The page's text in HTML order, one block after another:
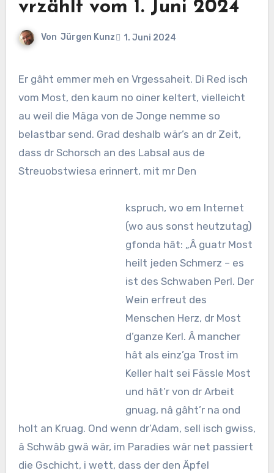
vrzählt vom 1. Juni 2024
Von Jürgen Kunz 1. Juni 2024
Er gâht emmer meh en Vrgessaheit. Di Red isch
vom Most, den kaum no oiner keltert, vielleicht
au weil die Mäga von de Jonge nemme so
belastbar send. Grad deshalb wär’s an dr Zeit,
dass dr Schorsch an des Labsal aus de
Streuobstwiesa erinnert, mit mr Den
kspruch, wo em Internet
(wo aus sonst heutzutag)
gfonda hât: „Â guatr Most
heilt jeden Schmerz – es
ist des Schwaben Perl. Der
Wein erfreut des
Menschen Herz, dr Most
d’ganze Kerl. Â mancher
hât als einz’ga Trost im
Keller halt sei Fässle Most
und hât’r von dr Arbeit
gnuag, nâ gâht’r na ond
holt an Kruag. Ond wenn dr’Adam, sell isch gwiss,
â Schwâb gwä wär, im Paradies wär net passiert
die Gschicht, i wett, dass der den Äpfel